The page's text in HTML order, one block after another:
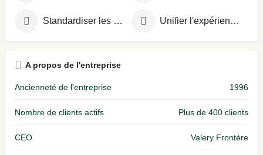
Standardiser les processus Unifier l'expérience sur tous les canaux
A propos de l'entreprise
Ancienneté de l'entreprise 1996
Nombre de clients actifs Plus de 400 clients
CEO Valery Frontère